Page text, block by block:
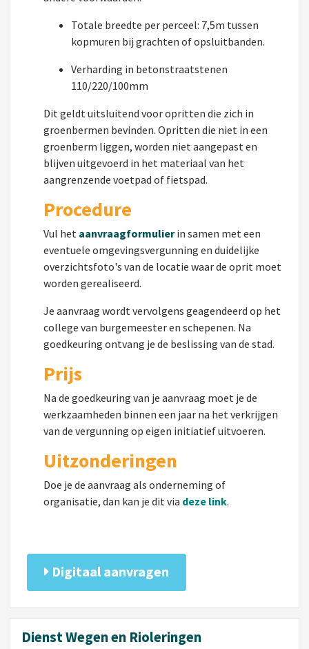
Totale breedte per perceel: 7,5m tussen
kopmuren bij grachten of opsluitbanden.
Verharding in betonstraatstenen
110/220/100mm
Dit geldt uitsluitend voor opritten die zich in
groenbermen bevinden. Opritten die niet in een
groenberm liggen, worden niet aangepast en
blijven uitgevoerd in het materiaal van het
aangrenzende voetpad of fietspad.
Procedure
Vul het aanvraagformulierin samen met een
eventuele omgevingsvergunning en duidelijke
overzichtsfoto's van de locatie waar de oprit moet
worden gerealiseerd.
Je aanvraag wordt vervolgens geagendeerd op het
college van burgemeester en schepenen. Na
goedkeuring ontvang je de beslissing van de stad.
Prijs
Na de goedkeuring van je aanvraag moet je de
werkzaamheden binnen een jaar na het verkrijgen
van de vergunning op eigen initiatief uitvoeren.
Uitzonderingen
Doe je de aanvraag als onderneming of
organisatie, dan kan je dit via deze link.
Digitaal aanvragen
Dienst Wegen en Rioleringen